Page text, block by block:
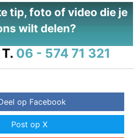
tip, foto of video die je
wilt delen?
T. 06 - 574 71 321
op Facebook
Post op X